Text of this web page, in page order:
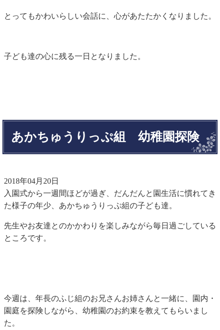
とってもかわいらしい会話に、心があたたかくなりました。
子ども達の心に残る一日となりました。
あかちゅうりっぷ組 幼稚園探険
2018年04月20日
入園式から一週間ほどが過ぎ、だんだんと園生活に慣れてき
た様子の年少、あかちゅうりっぷ組の子ども達。
先生やお友達とのかかわりを楽しみながら毎日過ごしている
ところです。
今週は、年長のふじ組のお兄さんお姉さんと一緒に、園内・
園庭を探険しながら、幼稚園のお約束を教えてもらいまし
た。